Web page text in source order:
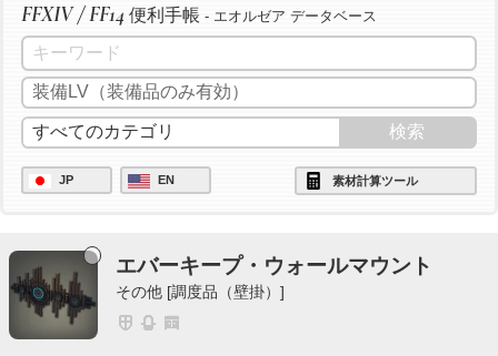
FFXIV / FF14 便利手帳 - エオルゼア データベース
JP EN 素材計算ツール
エバーキープ・ウォールマウント
その他 [調度品（壁掛）]